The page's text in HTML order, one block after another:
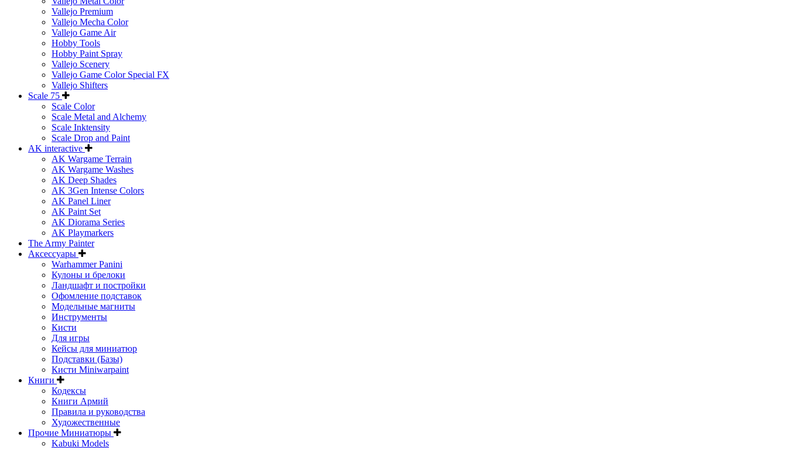
Vallejo Premium
Vallejo Mecha Color
Vallejo Game Air
Hobby Tools
Hobby Paint Spray
Vallejo Scenery
Vallejo Game Color Special FX
Vallejo Shifters
Scale 75
Scale Color
Scale Metal and Alchemy
Scale Inktensity
Scale Drop and Paint
AK interactive
AK Wargame Terrain
AK Wargame Washes
AK Deep Shades
AK 3Gen Intense Colors
AK Panel Liner
AK Paint Set
AK Diorama Series
AK Playmarkers
The Army Painter
Аксессуары
Warhammer Panini
Кулоны и брелоки
Ландшафт и постройки
Офомление подставок
Модельные магниты
Инструменты
Кисти
Для игры
Кейсы для миниатюр
Подставки (Базы)
Кисти Miniwarpaint
Книги
Кодексы
Книги Армий
Правила и руководства
Художественные
Прочие Миниатюры
Kabuki Models